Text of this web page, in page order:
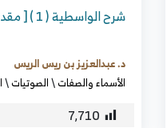
شرح الواسطية ( 1 ) [ مقدمات ]
د. عبدالعزيز بن ريس الريس
الأسماء والصفات\الصوتيات\
7٬710